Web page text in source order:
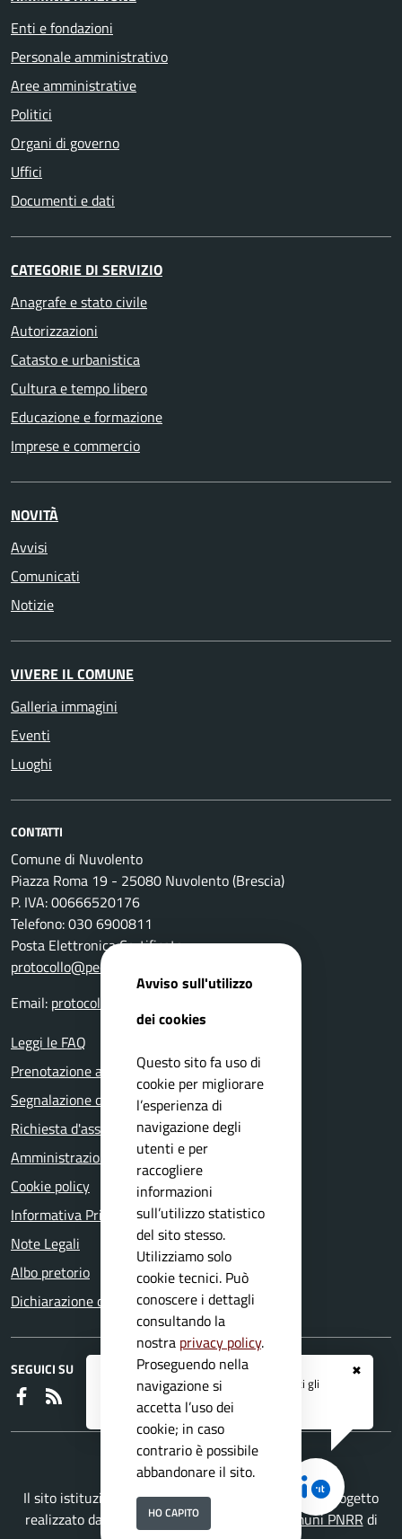
✖
Registrati ai serviziAPP IO
e ricevi tutti gli
aggiornamenti dall'Ente
Enti e fondazioni
Personale amministrativo
Aree amministrative
Politici
Organi di governo
Uffici
Documenti e dati
CATEGORIE DI SERVIZIO
Anagrafe e stato civile
Autorizzazioni
Catasto e urbanistica
Cultura e tempo libero
Educazione e formazione
Imprese e commercio
NOVITÀ
Avvisi
Comunicati
Notizie
VIVERE IL COMUNE
Galleria immagini
Eventi
Luoghi
CONTATTI
Comune di Nuvolento
Piazza Roma 19 - 25080 Nuvolento (Brescia)
P. IVA: 00666520176
Telefono: 030 6900811
Posta Elettronica Certificata:
protocollo@pec.comune.nuvolento.bs.it
Email: protocollo@comune.nuvolento.bs.it
Leggi le FAQ
Prenotazione appuntamento
Segnalazione disservizio
Richiesta d'assistenza
Amministrazione trasparente
Cookie policy
Informativa Privacy
Note Legali
Albo pretorio
Dichiarazione di accessibilità
SEGUICI SU
Faceboook
Il sito istituzionale del Comune di Nuvolento è un progetto
realizzato da
Secoval srlcon la Soluzione Comuni PNRR di
Avviso sull'utilizzo
dei cookies
Questo sito fa uso di
cookie per migliorare
l’esperienza di
navigazione degli
utenti e per
raccogliere
informazioni
sull’utilizzo statistico
del sito stesso.
Utilizziamo solo
cookie tecnici. Può
conoscere i dettagli
consultando la
nostra privacy policy.
Proseguendo nella
navigazione si
accetta l’uso dei
cookie; in caso
contrario è possibile
abbandonare il sito.
HO CAPITO